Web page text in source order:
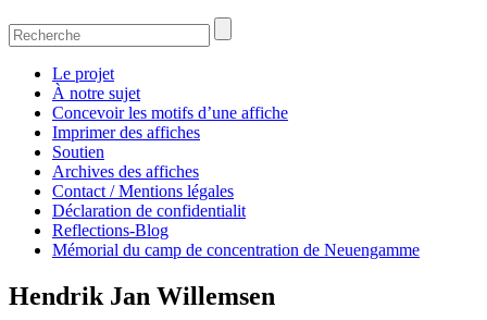
Le projet
À notre sujet
Concevoir les motifs d’une affiche
Imprimer des affiches
Soutien
Archives des affiches
Contact / Mentions légales
Déclaration de confidentialit
Reflections-Blog
Mémorial du camp de concentration de Neuengamme
Hendrik Jan Willemsen